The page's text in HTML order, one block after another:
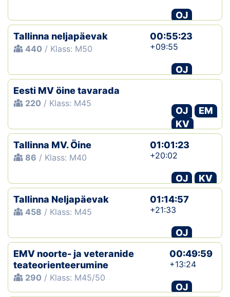
OJ
Tallinna neljapäevak
440 / Klass: M50
00:55:23
+09:55
OJ
Eesti MV öine tavarada
220 / Klass: M45
OJ
EM
KV
Tallinna MV. Öine
86 / Klass: M40
01:01:23
+20:02
OJ
KV
Tallinna Neljapäevak
458 / Klass: M45
01:14:57
+21:33
OJ
EMV noorte- ja veteranide
teateorienteerumine
290 / Klass: M45/50
00:49:59
+13:24
OJ